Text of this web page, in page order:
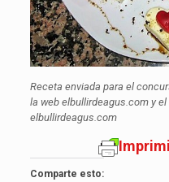
Receta enviada para el
la web elbullirdeagus.com y
elbullirdeagus.com
Comparte esto: